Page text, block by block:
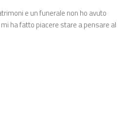
e un funerale non ho avuto
ha fatto piacere stare a pensare al